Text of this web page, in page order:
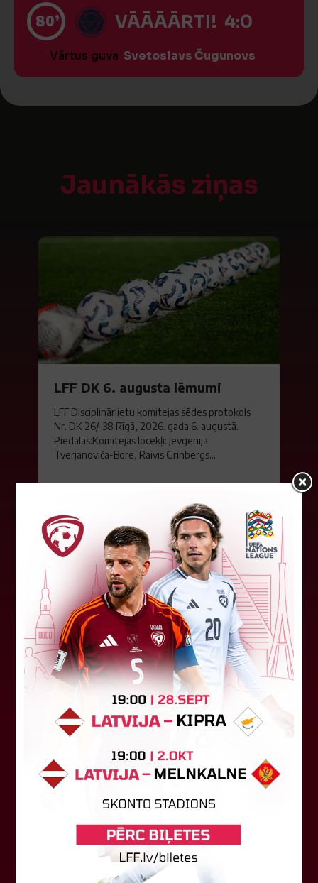
80’ VĀĀĀĀRTI! 4:0
Vārtus guva Svetoslavs Čugunovs
Jaunākās ziņas
LFF DK 6. augusta lēmumi
LFF Disciplinārlietu komitejas sēdes protokols
Nr. DK 26/-38 Rīgā, 2026. gada 6. augustā.
Piedalās:Komitejas locekļi: Jevgenija
Tverjanoviča-Bore, Raivis Grīnbergs...
07. augusts 2026.
"Riga FC" iegūst handikapu, RFS
būs jāatspēlējas
Ceturtdienas vakarā savas spēles UEFA
Konferences līgas kvalifikācijas trešajā kārtā
aizvadīja divi Latvijas klubi. FC RFS izbraukumā ar
0:2 zaudēja Čehijas "Jablonec"...